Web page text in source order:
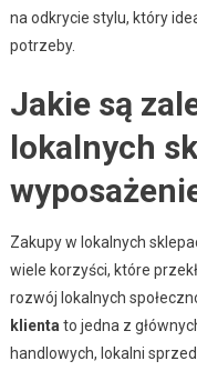
na odkrycie stylu, który
potrzeby.
Jakie są
lokalnych
Zakupy w lokalnych
wiele korzyści, które
rozwój lokalnych
klientato jedna z
handlowych, lokalni